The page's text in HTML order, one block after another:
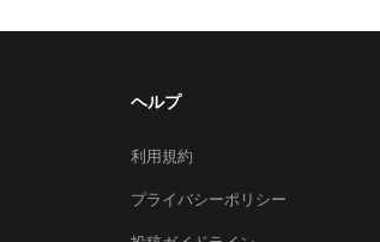
ヘルプ
利用規約
プライバシーポリシー